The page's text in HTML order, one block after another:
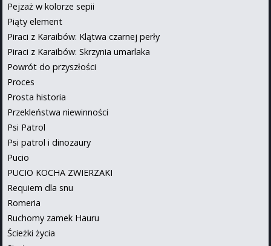
Pejzaż w kolorze sepii
Piąty element
Piraci z Karaibów: Klątwa czarnej perły
Piraci z Karaibów: Skrzynia umarlaka
Powrót do przyszłości
Proces
Prosta historia
Przekleństwa niewinności
Psi Patrol
Psi patrol i dinozaury
Pucio
PUCIO KOCHA ZWIERZAKI
Requiem dla snu
Romeria
Ruchomy zamek Hauru
Ścieżki życia